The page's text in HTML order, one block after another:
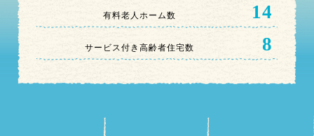
有料老人ホーム数 14
サービス付き高齢者住宅数 8